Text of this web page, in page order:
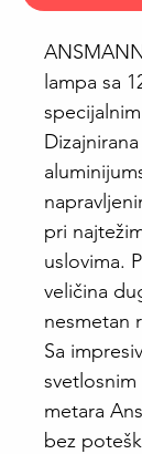
lampa sa
pri
uslovima.
veličina
nesmetan
Sa
metara
bez